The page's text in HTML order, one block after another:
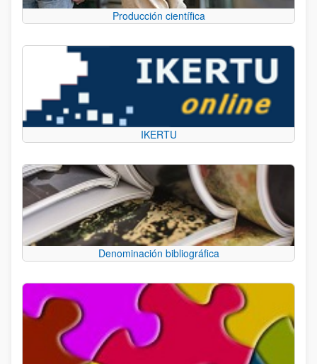
Producción científica
IKERTU
Denominación bibliográfica